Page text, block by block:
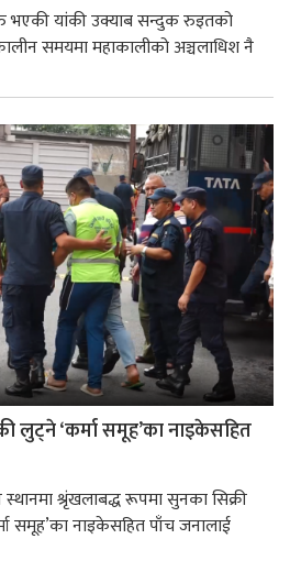
भएकी यांकी उक्याब सन्दुक रुइतको
समयमा महाकालीको अञ्चलाधिश नै
लुट्ने ‘कर्मा समूह’का नाइकेसहित
स्थानमा श्रृंखलाबद्ध रूपमा सुनका सिक्री
समूह’का नाइकेसहित पाँच जनालाई